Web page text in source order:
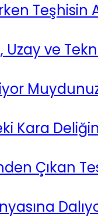
ve Teknoloji
Deliğin Net
Dalıyor: